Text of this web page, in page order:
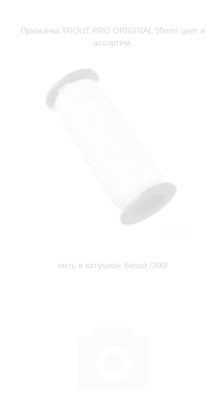
Приманка TROUT PRO ORIGINAL 55mm цвет в
ассортим.
нить в катушках белая /390/